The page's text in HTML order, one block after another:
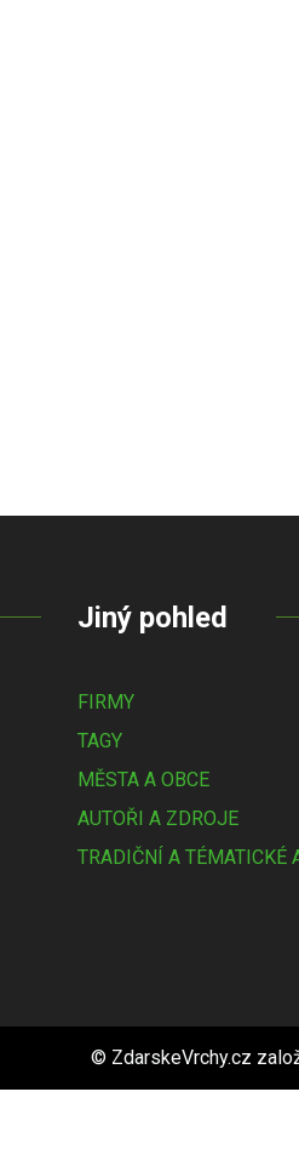
Jiný pohled
FIRMY
TAGY
MĚSTA A OBCE
AUTOŘI A ZDROJE
TRADIČNÍ A TÉMATICKÉ
© ZdarskeVrchy.cz